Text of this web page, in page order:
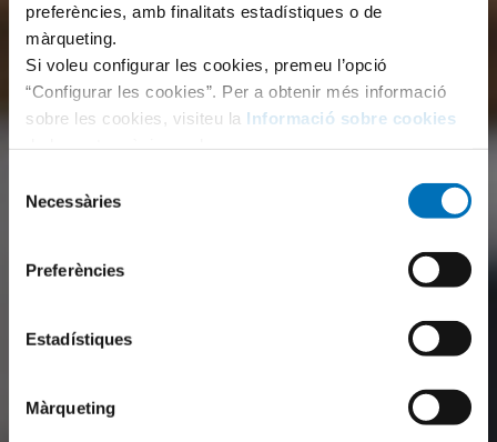
preferències, amb finalitats estadístiques o de
màrqueting.
Si voleu configurar les cookies, premeu l’opció
“Configurar les cookies”. Per a obtenir més informació
sobre les cookies, visiteu la Informació sobre cookies
Necessàries
Preferències
Estadístiques
Màrqueting